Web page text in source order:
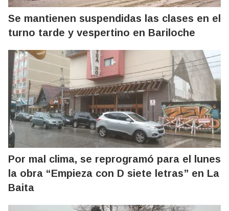
Se mantienen suspendidas las clases en el
turno tarde y vespertino en Bariloche
Por mal clima, se reprogramó para el lunes
la obra “Empieza con D siete letras” en La
Baita